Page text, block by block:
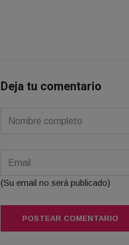
Deja tu comentario
(Su email no será publicado)
POSTEAR COMENTARIO